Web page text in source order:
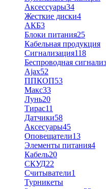
Аксессуары34
Жесткие диски4
АКБ3
Блоки питания25
Кабельная продукция
Сигнализация118
Беспроводная
Ajax52
ППКОП53
Макс33
Лунь20
Тирас11
Датчики58
Аксесуары45
Оповещатели13
Элементы питания4
Кабель20
СКУД22
Считыватели1
Турникеты